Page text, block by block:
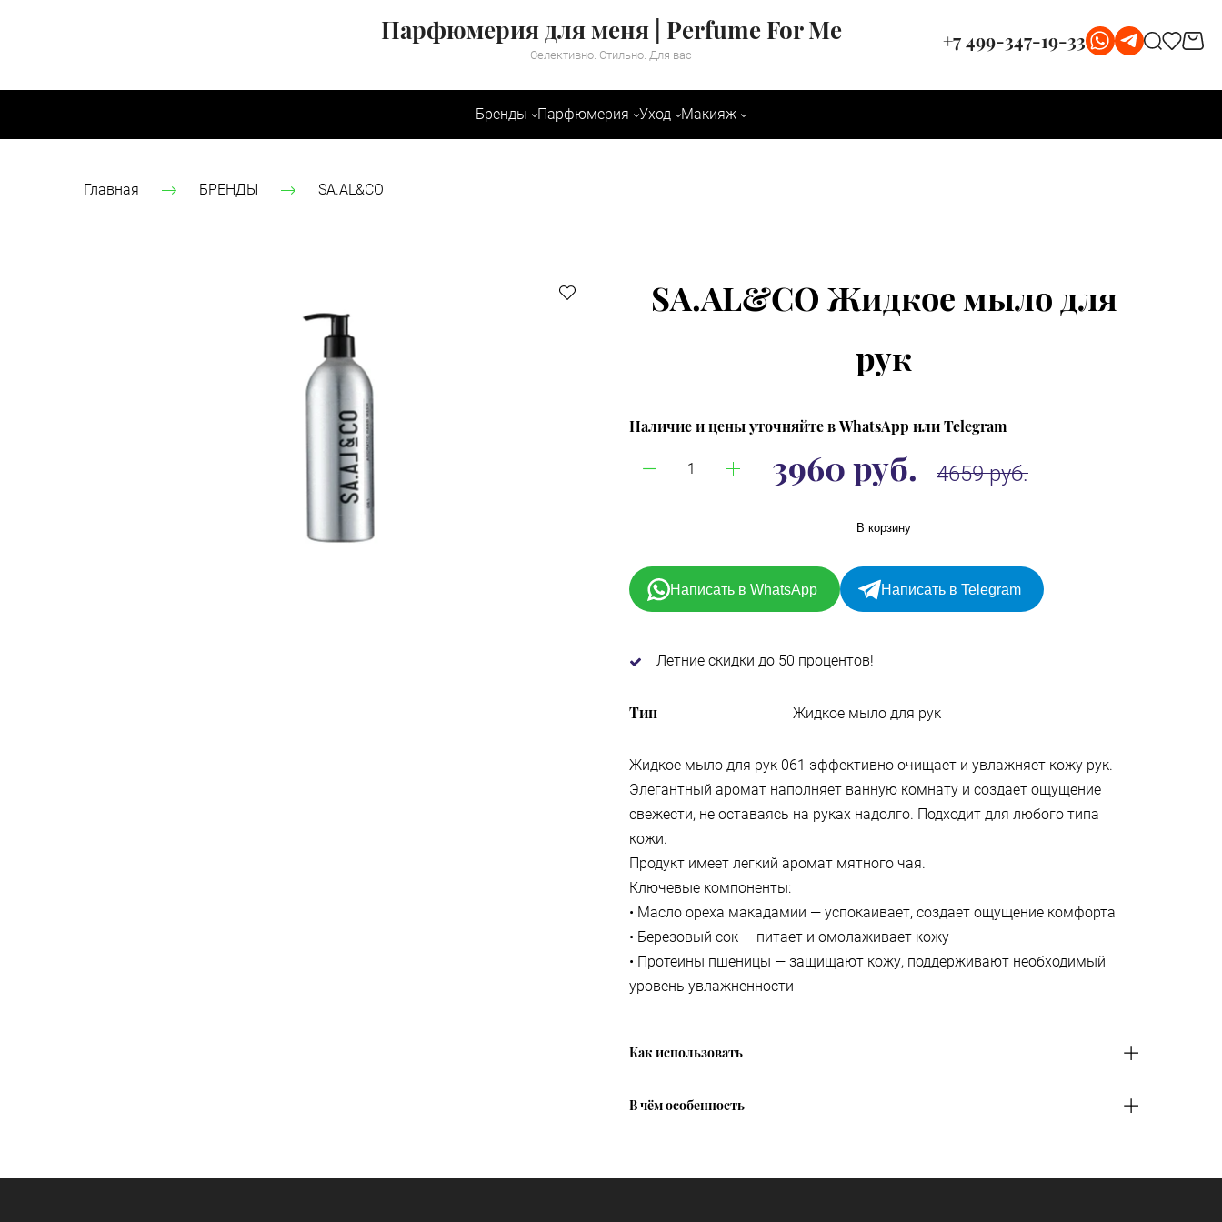
Парфюмерия для меня | Perfume For Me
Селективно. Стильно. Для вас
+7 499-347-19-33
Бренды Парфюмерия Уход Макияж
Главная БРЕНДЫ SA.AL&CO
SA.AL&CO Жидкое мыло для
рук
Наличие и цены уточняйте в WhatsApp или Telegram
3960 руб. 4659 руб.
В корзину
Написать в WhatsApp Написать в Telegram
Летние скидки до 50 процентов!
Тип Жидкое мыло для рук
Жидкое мыло для рук 061 эффективно очищает и увлажняет кожу рук.
Элегантный аромат наполняет ванную комнату и создает ощущение
свежести, не оставаясь на руках надолго. Подходит для любого типа
кожи.
Продукт имеет легкий аромат мятного чая.
Ключевые компоненты:
• Масло ореха макадамии — успокаивает, создает ощущение комфорта
• Березовый сок — питает и омолаживает кожу
• Протеины пшеницы — защищают кожу, поддерживают необходимый
уровень увлажненности
Как использовать
В чём особенность